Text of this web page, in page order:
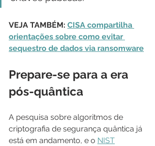
VEJA TAMBÉM: CISA compartilha
orientações sobre como evitar
sequestro de dados via ransomware
Prepare-se para a era
pós-quântica
A pesquisa sobre algoritmos de
criptografia de segurança quântica já
está em andamento, e o NIST